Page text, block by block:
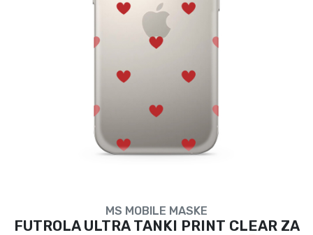
MS MOBILE MASKE
FUTROLA ULTRA TANKI PRINT CLEAR ZA